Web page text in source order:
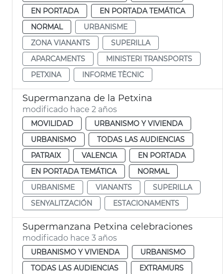
EN PORTADA
EN PORTADA TEMÁTICA
NORMAL
URBANISME
ZONA VIANANTS
SUPERILLA
APARCAMENTS
MINISTERI TRANSPORTS
PETXINA
INFORME TÈCNIC
Supermanzana de la Petxina
modificado hace 2 años
MOVILIDAD
URBANISMO Y VIVIENDA
URBANISMO
TODAS LAS AUDIENCIAS
PATRAIX
VALENCIA
EN PORTADA
EN PORTADA TEMÁTICA
NORMAL
URBANISME
VIANANTS
SUPERILLA
SENYALITZACIÓN
ESTACIONAMENTS
Supermanzana Petxina celebraciones
modificado hace 3 años
URBANISMO Y VIVIENDA
URBANISMO
TODAS LAS AUDIENCIAS
EXTRAMURS